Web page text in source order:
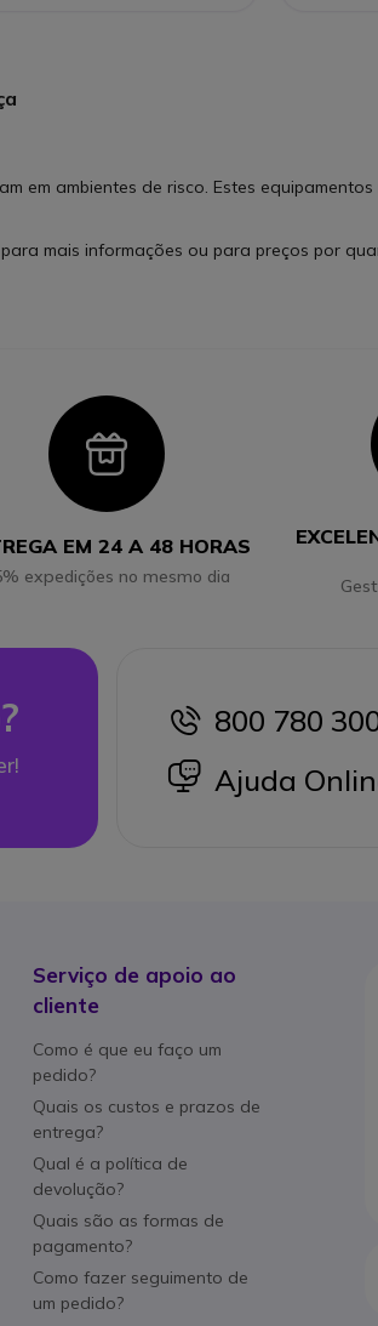
em ambientes de risco. Estes
mais informações ou para preços por
Icon
EM 24 A 48 HORAS
expedições no mesmo dia
icon
800 780
icon
Ajuda
Serviço de apoio ao
cliente
Como é que eu faço um
pedido?
Quais os custos e prazos de
entrega?
Qual é a política de
devolução?
Quais são as formas de
pagamento?
Como fazer seguimento de
um pedido?